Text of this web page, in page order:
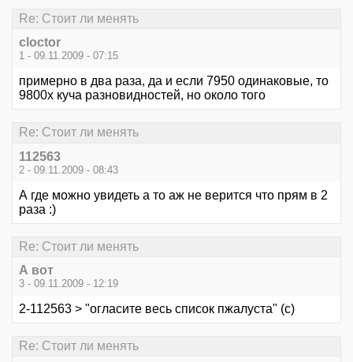
Re: Стоит ли менять
cloctor
1 - 09.11.2009 - 07:15
примерно в два раза, да и если 7950 одинаковые, то
9800х куча разновидностей, но около того
Re: Стоит ли менять
112563
2 - 09.11.2009 - 08:43
А где можно увидеть а то аж не верится что прям в 2
раза :)
Re: Стоит ли менять
А вот
3 - 09.11.2009 - 12:19
2-112563 > "огласите весь список пжалуста" (с)
Re: Стоит ли менять